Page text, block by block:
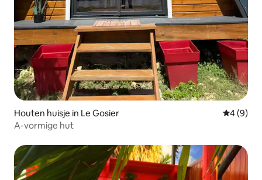
Houten huisje in Le Gosier
4 (9)
A-vormige hut